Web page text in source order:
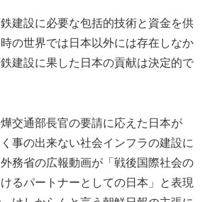
建設に必要な包括的技術と資金を供
の世界では日本以外には存在しなか
建設に果した日本の貢献は決定的で
交通部長官の要請に応えた日本が
事の出来ない社会インフラの建設に
務省の広報動画が「戦後国際社会の
るパートナーとしての日本」と表現